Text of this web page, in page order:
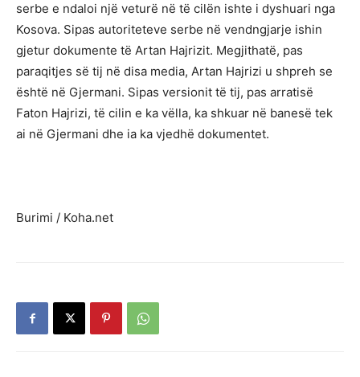
serbe e ndaloi një veturë në të cilën ishte i dyshuari nga
Kosova. Sipas autoriteteve serbe në vendngjarje ishin
gjetur dokumente të Artan Hajrizit. Megjithatë, pas
paraqitjes së tij në disa media, Artan Hajrizi u shpreh se
është në Gjermani. Sipas versionit të tij, pas arratisë
Faton Hajrizi, të cilin e ka vëlla, ka shkuar në banesë tek
ai në Gjermani dhe ia ka vjedhë dokumentet.
Burimi / Koha.net